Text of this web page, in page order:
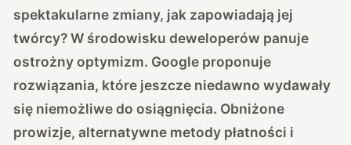
spektakularne zmiany, jak zapowiadają jej
twórcy? W środowisku deweloperów panuje
ostrożny optymizm. Google proponuje
rozwiązania, które jeszcze niedawno wydawały
się niemożliwe do osiągnięcia. Obniżone
prowizje, alternatywne metody płatności i